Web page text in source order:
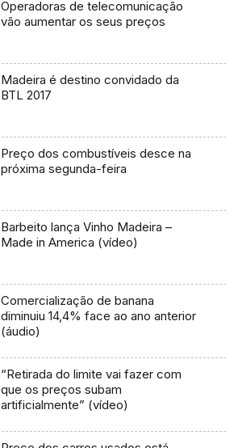
Operadoras de telecomunicação
vão aumentar os seus preços
Madeira é destino convidado da
BTL 2017
Preço dos combustíveis desce na
próxima segunda-feira
Barbeito lança Vinho Madeira –
Made in America (vídeo)
Comercialização de banana
diminuiu 14,4% face ao ano anterior
(áudio)
“Retirada do limite vai fazer com
que os preços subam
artificialmente” (vídeo)